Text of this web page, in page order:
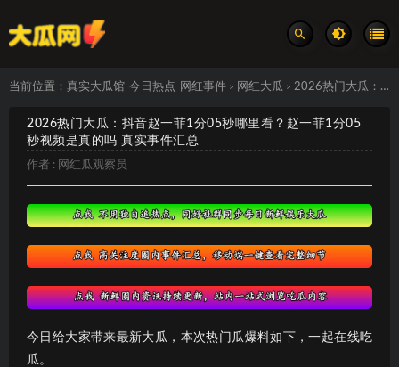
当前位置： 真实大瓜馆-今日热点-网红事件 > 网红大瓜 > 2026热门大瓜：抖音赵一菲1分05秒哪里看？赵一菲1分05秒视频是真的吗 真实事件汇总
2026热门大瓜：抖音赵一菲1分05秒哪里看？赵一菲1分05
秒视频是真的吗 真实事件汇总
作者 : 网红瓜观察员
今日给大家带来最新大瓜，本次热门瓜爆料如下，一起在线吃
瓜。